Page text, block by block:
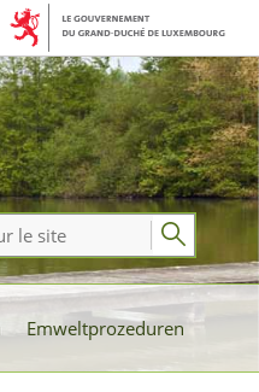
Emweltprozeduren